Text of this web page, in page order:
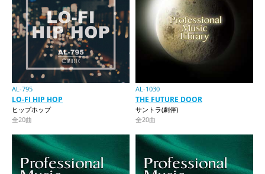
AL-795
LO-FI HIP HOP
ヒップホップ
全20曲
AL-1030
THE FUTURE DOOR
サントラ(劇伴)
全20曲